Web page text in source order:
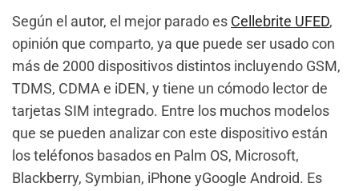
Según el autor, el mejor parado es Cellebrite UFED,
opinión que comparto, ya que puede ser usado con
más de 2000 dispositivos distintos incluyendo GSM,
TDMS, CDMA e iDEN, y tiene un cómodo lector de
tarjetas SIM integrado. Entre los muchos modelos
que se pueden analizar con este dispositivo están
los teléfonos basados en Palm OS, Microsoft,
Blackberry, Symbian, iPhone yGoogle Android. Es